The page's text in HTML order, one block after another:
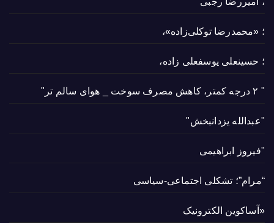
؛ «محمدرضا توکلی‌زاده»،
؛ حسینعلی یوسفعلی زاده،
" ۲ درجه کمتر، کاهش مصرف سوخت _ هوای سالم تر"
"عبدالله یزدانبخش"
"فیروز ابراهیمی
“مرام”؛ تشکلی اجتماعی-سیاسی
«آساکوین الکترونیک